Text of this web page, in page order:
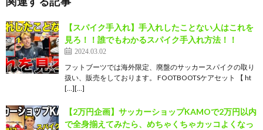
【スパイク手入れ】手入れしたことない人はこれを
見ろ！！誰でもわかるスパイク手入れ方法！！
2024.03.02
フットブーツでは海外限定、廃盤のサッカースパイクの取り
扱い、販売をしております。 FOOTBOOTSケアセット 【 ht
[…][…]
【2万円企画】サッカーショップKAMOで2万円以内
で全身揃えてみたら、めちゃくちゃカッコよくなっ